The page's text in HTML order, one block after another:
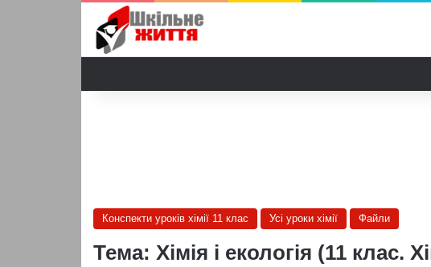
Конспекти уроків хімії 11 клас Усі уроки хімії Файли
Тема: Хімія і екологія (11 клас.